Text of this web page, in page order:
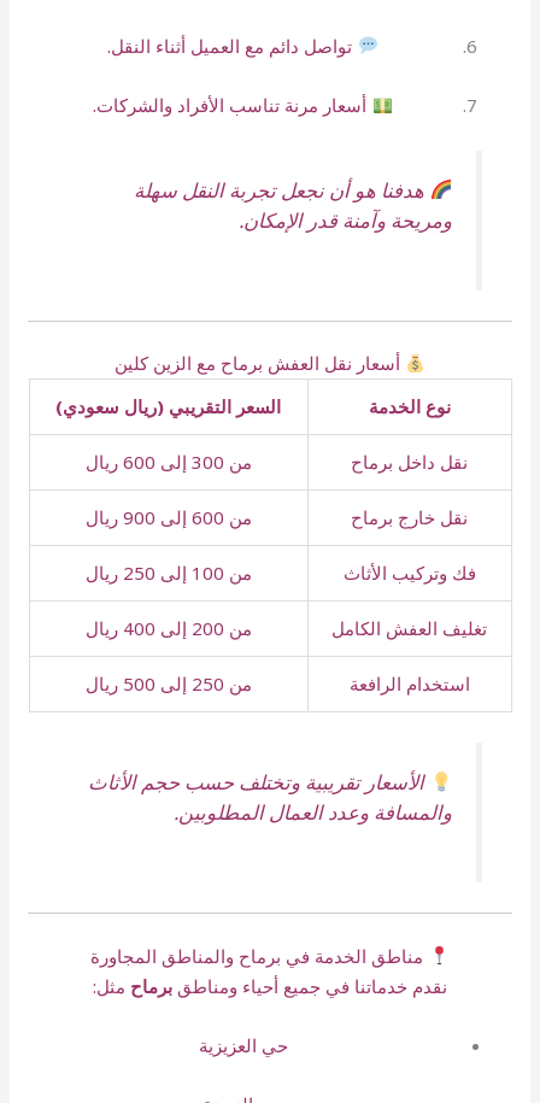
تواصل دائم مع العميل أثناء النقل.
أسعار مرنة تناسب الأفراد والشركات.
هدفنا هو أن نجعل تجربة النقل سهلة
ومريحة وآمنة قدر الإمكان.
أسعار نقل العفش برماح مع الزين كلين
نوع الخدمة
السعر التقريبي (ريال سعودي)
نقل داخل برماح من 300 إلى 600 ريال
نقل خارج برماح من 600 إلى 900 ريال
فك وتركيب الأثاث من 100 إلى 250 ريال
تغليف العفش الكامل من 200 إلى 400 ريال
استخدام الرافعة من 250 إلى 500 ريال
الأسعار تقريبية وتختلف حسب حجم الأثاث
والمسافة وعدد العمال المطلوبين.
مناطق الخدمة في برماح والمناطق المجاورة
نقدم خدماتنا في جميع أحياء ومناطق برماح مثل:
حي العزيزية